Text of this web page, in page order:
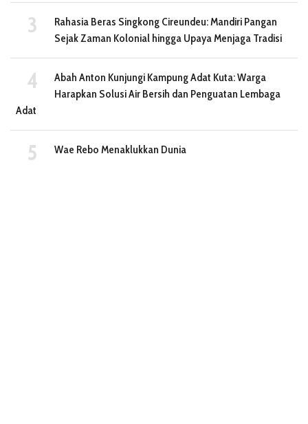
Rahasia Beras Singkong Cireundeu: Mandiri Pangan
Sejak Zaman Kolonial hingga Upaya Menjaga Tradisi
Abah Anton Kunjungi Kampung Adat Kuta: Warga
Harapkan Solusi Air Bersih dan Penguatan Lembaga
Adat
Wae Rebo Menaklukkan Dunia